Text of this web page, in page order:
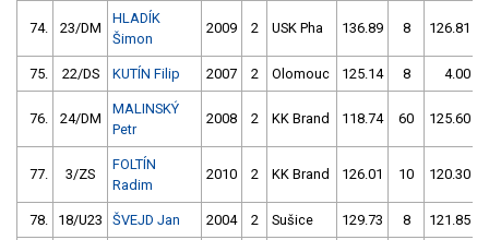
74. 23/DM
HLADÍK
Šimon
2009 2 USK Pha 136.89 8 126.81
75. 22/DS KUTÍN Filip 2007 2 Olomouc 125.14 8 4.00
76. 24/DM
MALINSKÝ
Petr
2008 2 KK Brand 118.74 60 125.60
77. 3/ZS
FOLTÍN
Radim
2010 2 KK Brand 126.01 10 120.30
78. 18/U23 ŠVEJD Jan 2004 2 Sušice 129.73 8 121.85